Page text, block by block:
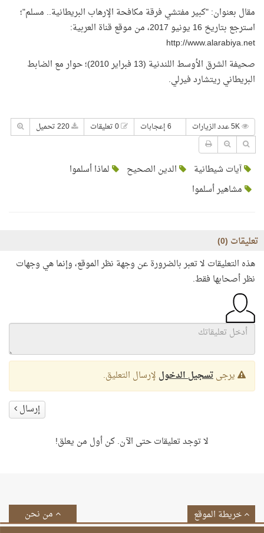
مقال بعنوان: "كبير مفتشي فرقة مكافحة الإرهاب البريطانية.. مسلم"؛
استرجع بتاريخ 16 يونيو 2017، من موقع قناة العربية:
http://www.alarabiya.net
صحيفة الشرق الأوسط اللندنية (13 فبراير 2010)؛ حوار مع الضابط
البريطاني ريتشارد فيرلي.
6 إعجابات
آيات شيطانية الدين الصحيح
لماذا أسلموا
مشاهير أسلموا
تعليقات (0
)
هذه التعليقات لا تعبر بالضرورة عن وجهة نظر الموقع، وإنما هي وجهات
نظر أصحابها فقط.
يرجىتسجيل الدخول لإرسال التعليق.
إرسال
لا توجد تعليقات حتى الآن. كن أول من يعلق!
من نحن خريطة الموقع